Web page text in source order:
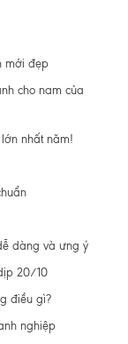
mới đẹp
cho nam của
nhất năm!
dàng và ưng ý
20/10
điều gì?
nghiệp